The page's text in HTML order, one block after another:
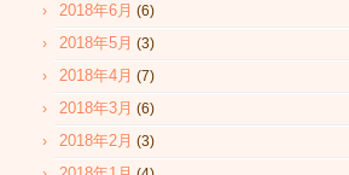
2018年6月 (6)
2018年5月 (3)
2018年4月 (7)
2018年3月 (6)
2018年2月 (3)